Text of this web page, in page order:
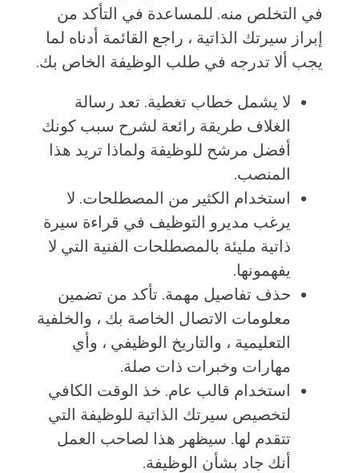
في التخلص منه. للمساعدة في التأكد من
إبراز سيرتك الذاتية ، راجع القائمة أدناه لما
يجب ألا تدرجه في طلب الوظيفة الخاص بك.
لا يشمل خطاب تغطية. تعد رسالة
الغلاف طريقة رائعة لشرح سبب كونك
أفضل مرشح للوظيفة ولماذا تريد هذا
المنصب.
استخدام الكثير من المصطلحات. لا
يرغب مديرو التوظيف في قراءة سيرة
ذاتية مليئة بالمصطلحات الفنية التي لا
يفهمونها.
حذف تفاصيل مهمة. تأكد من تضمين
معلومات الاتصال الخاصة بك ، والخلفية
التعليمية ، والتاريخ الوظيفي ، وأي
مهارات وخبرات ذات صلة.
استخدام قالب عام. خذ الوقت الكافي
لتخصيص سيرتك الذاتية للوظيفة التي
تتقدم لها. سيظهر هذا لصاحب العمل
أنك جاد بشأن الوظيفة.